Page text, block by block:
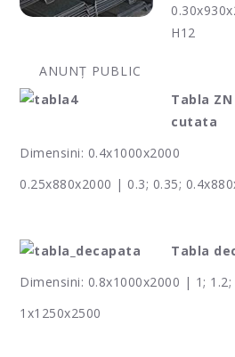
ANUNȚ PUBLIC
H12
Tabla
cutata
Dimensini: 0.4x1000x2000
0.25x880x2000 | 0.3; 0.35;
Tabla
Dimensini: 0.8x1000x2000 | 1;
1x1250x2500